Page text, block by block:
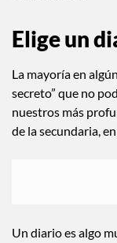
Elige un
La mayoría en
secreto” que no
nuestros más
de la secundaria,
Un diario es algo